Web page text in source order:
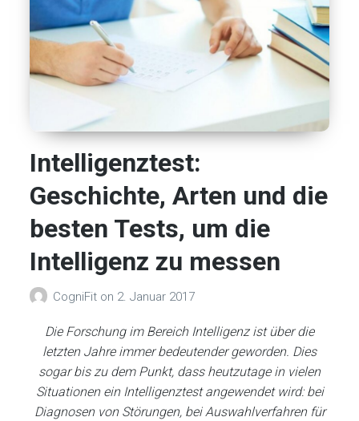
Intelligenztest:
Geschichte, Arten und die
besten Tests, um die
Intelligenz zu messen
CogniFit on 2. Januar 2017
Die Forschung im Bereich Intelligenz ist über die
letzten Jahre immer bedeutender geworden. Dies
sogar bis zu dem Punkt, dass heutzutage in vielen
Situationen ein Intelligenztest angewendet wird: bei
Diagnosen von Störungen, bei Auswahlverfahren für